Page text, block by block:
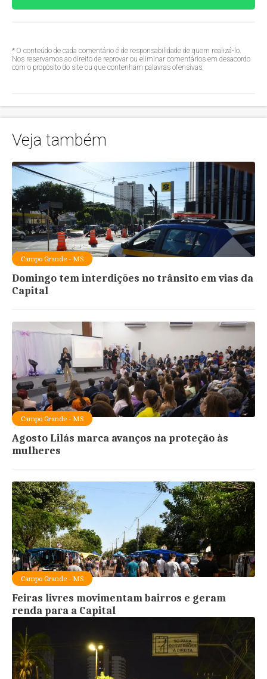
* O conteúdo de cada comentário é de responsabilidade de quem realizá-lo.
Nos reservamos ao direito de reprovar ou eliminar comentários em desacordo
com o propósito do site ou que contenham palavras ofensivas.
Veja também
Campo Grande - MS
Domingo tem interdições no trânsito em vias da
Capital
Campo Grande - MS
Agosto Lilás marca avanços na proteção às
mulheres
Campo Grande - MS
Feiras livres movimentam bairros e geram
renda para a Capital